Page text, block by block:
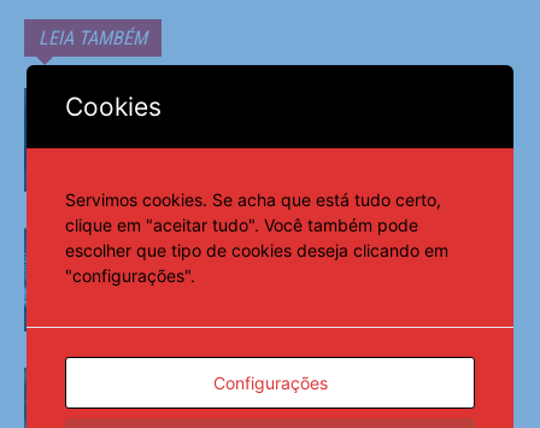
LEIA TAMBÉM
Edital Capoeira “No Pé do Berimbau”
vai reconhecer mestres e agentes da
capoeira em Alagoas – AMA
Abertas inscrições para o Registro do
Patrimônio Vivo de Alagoas 2026 –
AMA
Cookies
Servimos cookies. Se acha que está tudo certo,
clique em "aceitar tudo". Você também pode
escolher que tipo de cookies deseja clicando em
"configurações".
Configurações